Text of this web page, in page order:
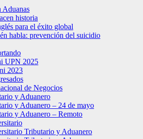
Aduanas
historia
para el éxito global
habla: prevención del suicidio
UPN 2025
2023
de Negocios
y Aduanero
y Aduanero – 24 de mayo
y Aduanero – Remoto
Tributario y Aduanero